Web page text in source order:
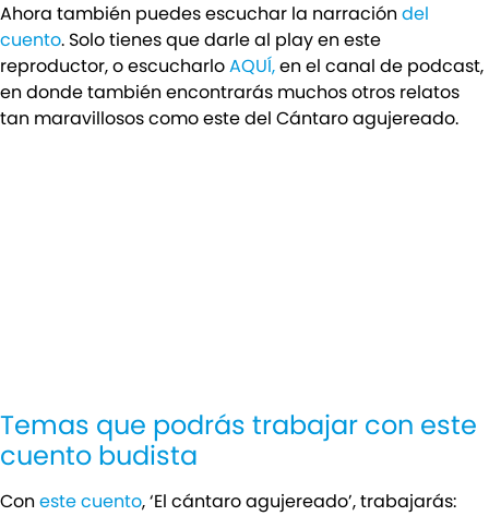
Ahora también puedes escuchar la narracióndel
cuento. Solo tienes que darle al play en este
reproductor, o escucharloAQUÍ,en el canal de podcast,
en donde también encontrarás muchos otros relatos
tan maravillosos como este del Cántaro agujereado.
Temas que podrás trabajar con este
cuento budista
Coneste cuento, ‘El cántaro agujereado’, trabajarás: